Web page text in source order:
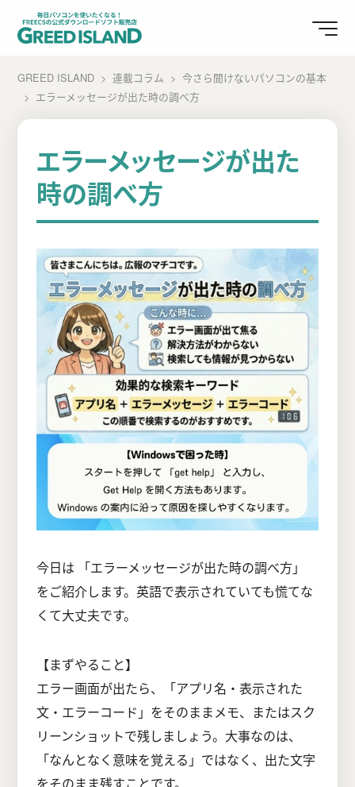
GREED ISLAND 連載コラム
今さら聞けないパソコンの基本
エラーメッセージが出た時の調べ方
エラーメッセージが出た
時の調べ方
今日は 「エラーメッセージが出た時の調べ方」
をご紹介します。英語で表示されていても慌てな
くて大丈夫です。
【まずやること】
エラー画面が出たら、「アプリ名・表示された
文・エラーコード」をそのままメモ、またはスク
リーンショットで残しましょう。大事なのは、
「なんとなく意味を覚える」ではなく、出た文字